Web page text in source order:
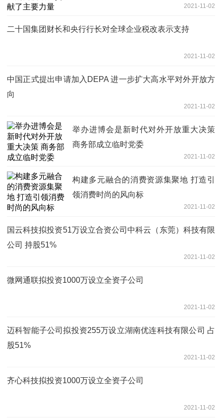
2021-11-02
二十国集团财长和央行行长对全球企业税改表示支持
2021-11-02
中国正式提出申请加入DEPA 进一步扩大高水平对外开放方
向
2021-11-02
举办进博会是新时代对外开放重大决策
商务部成立临时党委
2021-11-02
构建多元融合的消费资源集聚地 打造引
领消费时尚的风向标
2021-11-02
国云科技拟投资51万设立合资公司中科云（东莞）科技有限
公司 持股51%
2021-11-02
微网通联拟投资1000万设立全资子公司
2021-11-02
迈科智能子公司拟投资255万设立湖南优连科技有限公司 占
股51%
2021-11-02
齐心科技拟投资1000万设立全资子公司
2021-11-02